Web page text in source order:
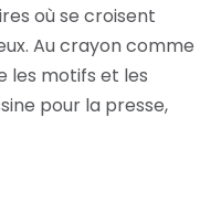
où se croisent
Au crayon comme
les motifs et les
pour la presse,